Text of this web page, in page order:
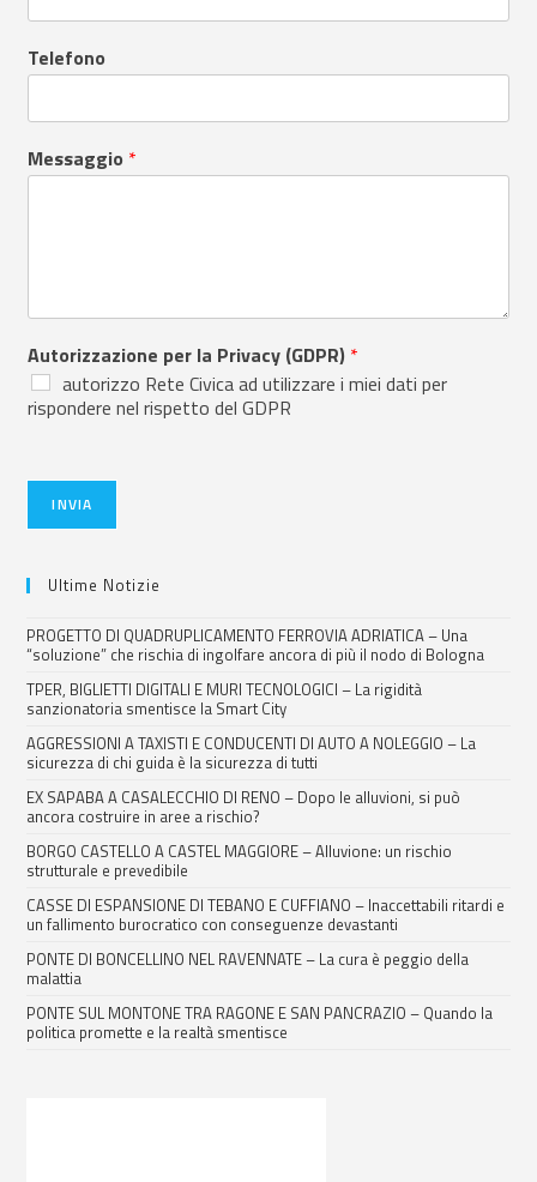
Telefono
Messaggio *
Autorizzazione per la Privacy (GDPR) *
autorizzo Rete Civica ad utilizzare i miei dati per
rispondere nel rispetto del GDPR
INVIA
Ultime Notizie
PROGETTO DI QUADRUPLICAMENTO FERROVIA ADRIATICA – Una
“soluzione” che rischia di ingolfare ancora di più il nodo di Bologna
TPER, BIGLIETTI DIGITALI E MURI TECNOLOGICI – La rigidità
sanzionatoria smentisce la Smart City
AGGRESSIONI A TAXISTI E CONDUCENTI DI AUTO A NOLEGGIO – La
sicurezza di chi guida è la sicurezza di tutti
EX SAPABA A CASALECCHIO DI RENO – Dopo le alluvioni, si può
ancora costruire in aree a rischio?
BORGO CASTELLO A CASTEL MAGGIORE – Alluvione: un rischio
strutturale e prevedibile
CASSE DI ESPANSIONE DI TEBANO E CUFFIANO – Inaccettabili ritardi e
un fallimento burocratico con conseguenze devastanti
PONTE DI BONCELLINO NEL RAVENNATE – La cura è peggio della
malattia
PONTE SUL MONTONE TRA RAGONE E SAN PANCRAZIO – Quando la
politica promette e la realtà smentisce